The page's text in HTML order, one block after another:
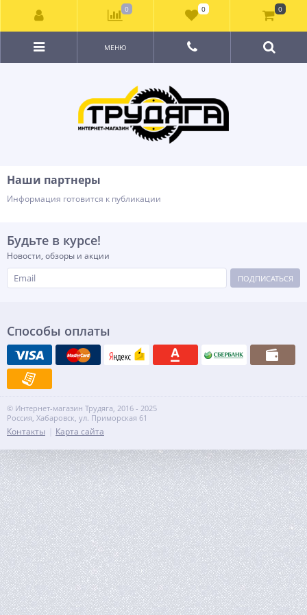
МЕНЮ
Наши партнеры
Информация готовится к публикации
Будьте в курсе!
Новости, обзоры и акции
ПОДПИСАТЬСЯ
Способы оплаты
© Интернет-магазин Трудяга, 2016 - 2025
Россия, Хабаровск, ул. Приморская 61
Контакты Карта сайта
0 0 0